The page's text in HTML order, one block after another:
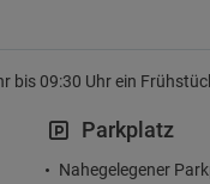
bis 09:30 Uhr ein
Parkplatz
Nahegelegener